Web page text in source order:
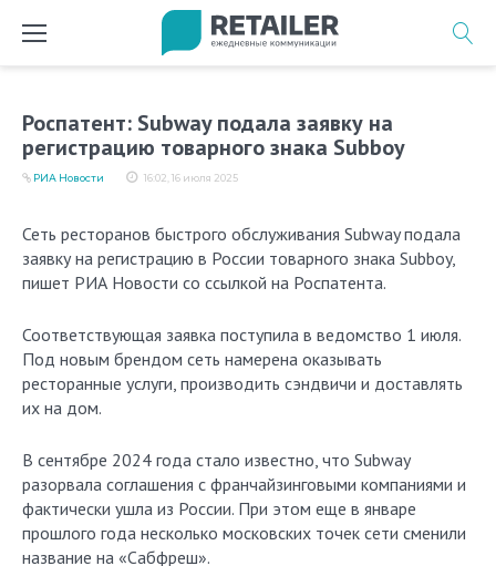
Роспатент: Subway подала заявку на
регистрацию товарного знака Subboy
16:02, 16 июля 2025
РИА Новости
Сеть ресторанов быстрого обслуживания Subway подала
заявку на регистрацию в России товарного знака Subboy,
пишет РИА Новости со ссылкой на Роспатента.
Соответствующая заявка поступила в ведомство 1 июля.
Под новым брендом сеть намерена оказывать
ресторанные услуги, производить сэндвичи и доставлять
их на дом.
В сентябре 2024 года стало известно, что Subway
разорвала соглашения с франчайзинговыми компаниями и
фактически ушла из России. При этом еще в январе
прошлого года несколько московских точек сети сменили
название на «Сабфреш».